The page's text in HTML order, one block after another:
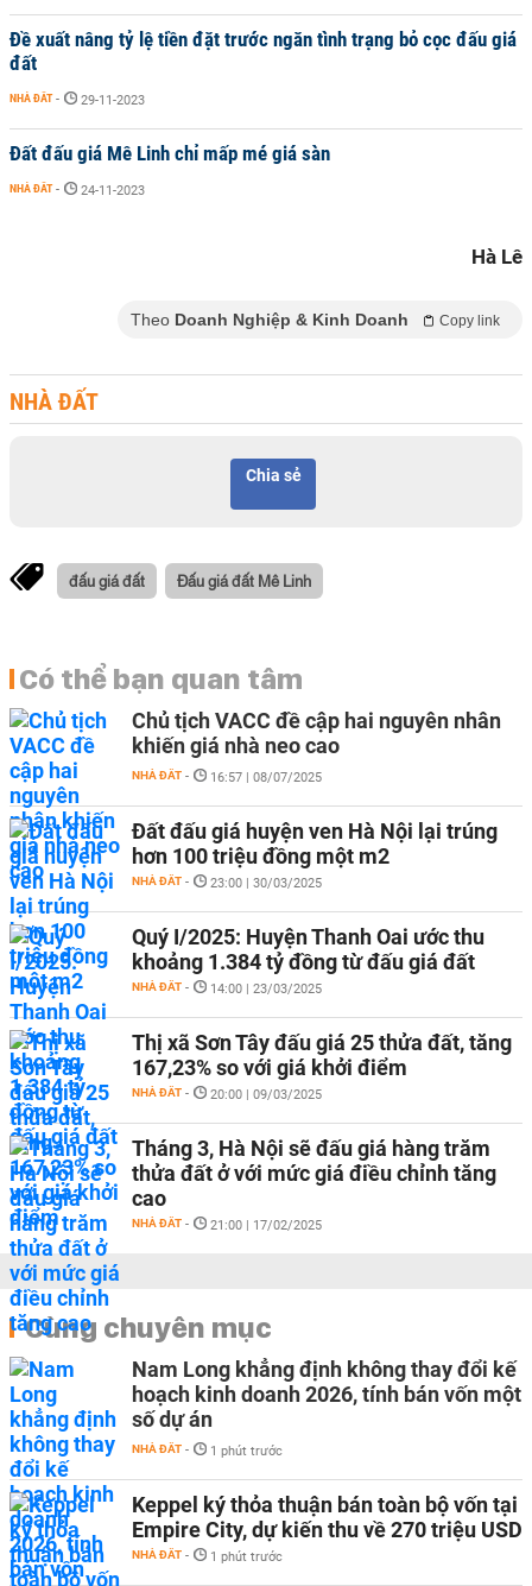
Đề xuất nâng tỷ lệ tiền đặt trước ngăn tình trạng bỏ cọc đấu giá
đất
NHÀ ĐẤT - 29-11-2023
Đất đấu giá Mê Linh chỉ mấp mé giá sàn
NHÀ ĐẤT - 24-11-2023
Hà Lê
Theo Doanh Nghiệp & Kinh Doanh Copy link
NHÀ ĐẤT
Chia sẻ
đấu giá đất Đấu giá đất Mê Linh
Có thể bạn quan tâm
Chủ tịch VACC đề cập hai nguyên nhân
khiến giá nhà neo cao
NHÀ ĐẤT - 16:57 | 08/07/2025
Đất đấu giá huyện ven Hà Nội lại trúng
hơn 100 triệu đồng một m2
NHÀ ĐẤT - 23:00 | 30/03/2025
Quý I/2025: Huyện Thanh Oai ước thu
khoảng 1.384 tỷ đồng từ đấu giá đất
NHÀ ĐẤT - 14:00 | 23/03/2025
Thị xã Sơn Tây đấu giá 25 thửa đất, tăng
167,23% so với giá khởi điểm
NHÀ ĐẤT - 20:00 | 09/03/2025
Tháng 3, Hà Nội sẽ đấu giá hàng trăm
thửa đất ở với mức giá điều chỉnh tăng
cao
NHÀ ĐẤT - 21:00 | 17/02/2025
Cùng chuyên mục
Nam Long khẳng định không thay đổi kế
hoạch kinh doanh 2026, tính bán vốn một
số dự án
NHÀ ĐẤT - 1 phút trước
Keppel ký thỏa thuận bán toàn bộ vốn tại
Empire City, dự kiến thu về 270 triệu USD
NHÀ ĐẤT - 1 phút trước